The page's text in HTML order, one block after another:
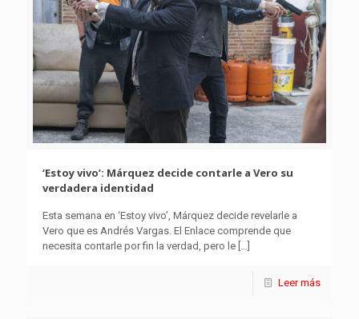
‘Estoy vivo’: Márquez decide contarle a Vero su
verdadera identidad
Esta semana en ‘Estoy vivo’, Márquez decide revelarle a
Vero que es Andrés Vargas. El Enlace comprende que
necesita contarle por fin la verdad, pero le […]
Leer más